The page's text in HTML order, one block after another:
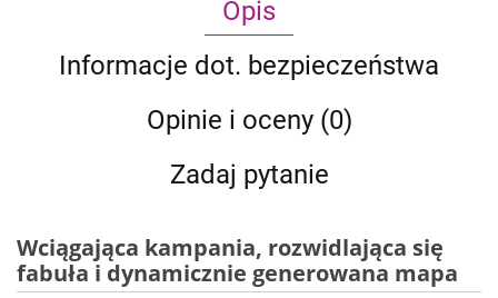
Opis
Informacje dot. bezpieczeństwa
Opinie i oceny (0)
Zadaj pytanie
Wciągająca kampania, rozwidlająca się
fabuła i dynamicznie generowana mapa